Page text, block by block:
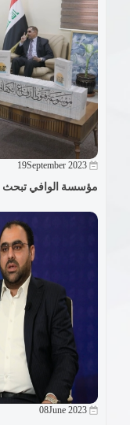
19September 2023
مؤسسة الوافي تبحث
08June 2023